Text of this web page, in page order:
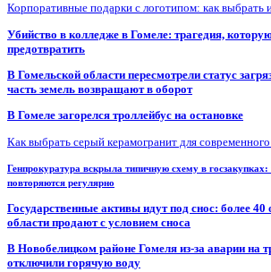
Корпоративные подарки с логотипом: как выбрать
Убийство в колледже в Гомеле: трагедия,
предотвратить
В Гомельской области пересмотрели статус
часть земель возвращают в оборот
В Гомеле загорелся троллейбус на остановке
Как выбрать серый керамогранит для
Генпрокуратура вскрыла типичную схему в
повторяются регулярно
Государственные активы идут под снос: более
области продают с условием сноса
В Новобелицком районе Гомеля из-за аварии на
отключили горячую воду